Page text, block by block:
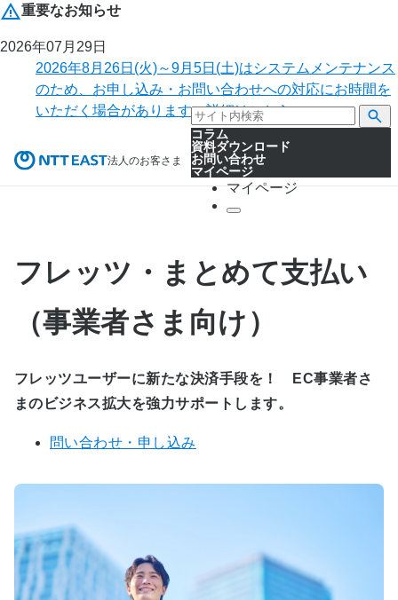
重要なお知らせ
2026年07月29日
2026年8月26日(火)～9月5日(土)はシステムメンテナンス
のため、お申し込み・お問い合わせへの対応にお時間を
いただく場合があります。詳細はこちら。
法人のお客さま
コラム
資料ダウンロード
お問い合わせ
マイページ
マイページ
フレッツ・まとめて支払い
（事業者さま向け）
フレッツユーザーに新たな決済手段を！ EC事業者さ
まのビジネス拡大を強力サポートします。
問い合わせ・申し込み